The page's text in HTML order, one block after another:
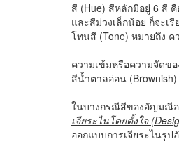
สี (Hue) สีหลักมีอยู่ 6 สี
และสีม่วงเล็กน้อย ก็จะเ
โทนสี (Tone) หมายถึง
ความเข้มหรือความจัดข
สีน้ำตาลอ่อน
ในบางกรณีสีของอัญมณีอ
เจียระไนโดยตั้งใจ
ออกแบบการเจียระไนรู